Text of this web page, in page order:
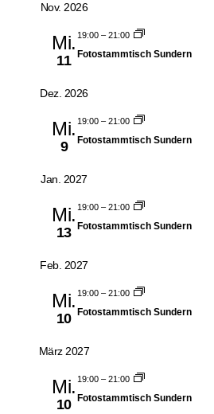
Nov. 2026
Mi.
11
19:00– 21:00
Fotostammtisch Sundern
Dez. 2026
Mi.
9
19:00– 21:00
Fotostammtisch Sundern
Jan. 2027
Mi.
13
19:00– 21:00
Fotostammtisch Sundern
Feb. 2027
Mi.
10
19:00– 21:00
Fotostammtisch Sundern
März 2027
Mi.
10
19:00– 21:00
Fotostammtisch Sundern